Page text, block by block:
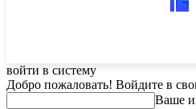
войти в систему
Добро пожаловать! Войдите в
Ваше